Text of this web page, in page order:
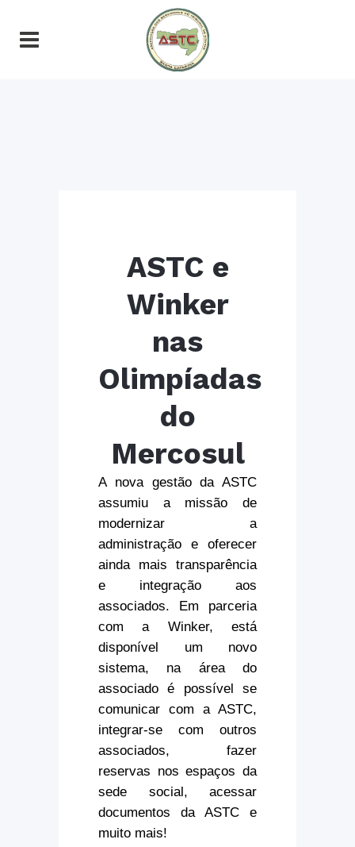
ASTC e
Winker
nas
Olimpíadas
do
Mercosul
A nova gestão da ASTC
assumiu a missão de
modernizar a
administração e oferecer
ainda mais transparência
e integração aos
associados. Em parceria
com a Winker, está
disponível um novo
sistema, na área do
associado é possível se
comunicar com a ASTC,
integrar-se com outros
associados, fazer
reservas nos espaços da
sede social, acessar
documentos da ASTC e
muito mais!